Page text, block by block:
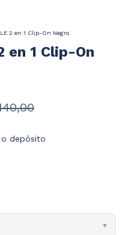
2 en 1 Clip-On Negro
en 1 Clip-On
o depósito
▼